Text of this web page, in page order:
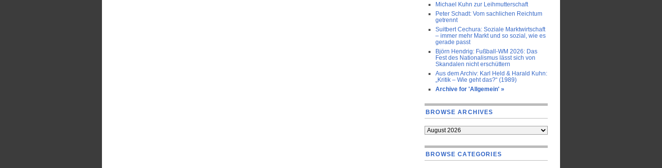
Michael Kuhn zur Leihmutterschaft
Peter Schadt: Vom sachlichen Reichtum
getrennt
Suitbert Cechura: Soziale Marktwirtschaft
– immer mehr Markt und so sozial, wie es
gerade passt
Björn Hendrig: Fußball-WM 2026: Das
Fest des Nationalismus lässt sich von
Skandalen nicht erschüttern
Aus dem Archiv: Karl Held & Harald Kuhn:
„Kritik – Wie geht das?“ (1989)
Archive for 'Allgemein' »
BROWSE ARCHIVES
BROWSE CATEGORIES